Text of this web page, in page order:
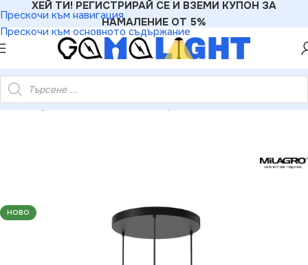
Прескочи към навигация
Прескочи към основното съдържание
ХЕЙ ТИ! РЕГИСТРИРАЙ СЕ И ВЗЕМИ КУПОН ЗА
НАМАЛЕНИЕ ОТ 5%
»Milagro MLP8375 Lampa wisząca SOMBRA SMOKED 3xE27
НОВО